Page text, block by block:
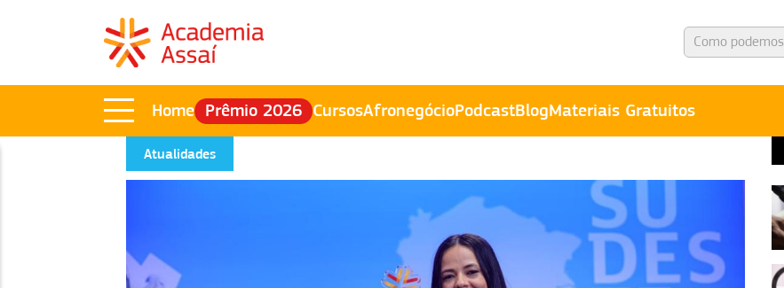
Home Prêmio 2026 CursosAfronegócioPodcastBlogMateriais Gratuitos
Atualidades